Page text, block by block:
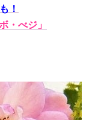
！
・べジ」